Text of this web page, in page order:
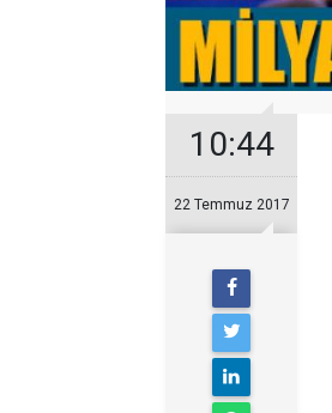
10:44
22 Temmuz 2017